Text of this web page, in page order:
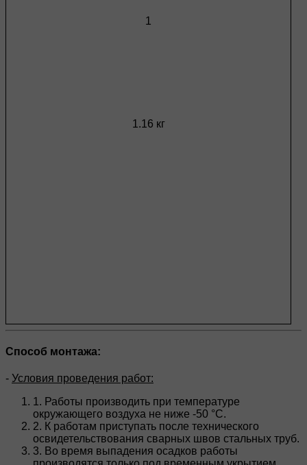
1
1.16 кг
Способ монтажа:
- Условия проведения работ:
1. Работы производить при температуре
окружающего воздуха не ниже -50 °C.
2. К работам приступать после технического
освидетельствования сварных швов стальных труб.
3. Во время выпадения осадков работы